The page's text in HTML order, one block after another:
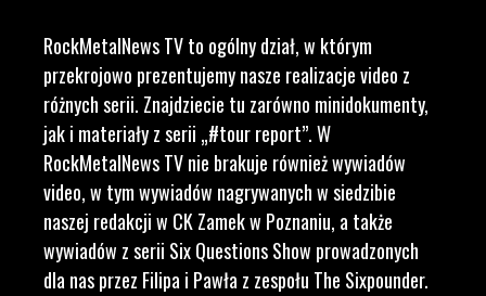
RockMetalNews TV to ogólny dział, w którym
przekrojowo prezentujemy nasze realizacje video z
różnych serii. Znajdziecie tu zarówno minidokumenty,
jak i materiały z serii „#tour report”. W
RockMetalNews TV nie brakuje również wywiadów
video, w tym wywiadów nagrywanych w siedzibie
naszej redakcji w CK Zamek w Poznaniu, a także
wywiadów z serii Six Questions Show prowadzonych
dla nas przez Filipa i Pawła z zespołu The Sixpounder.